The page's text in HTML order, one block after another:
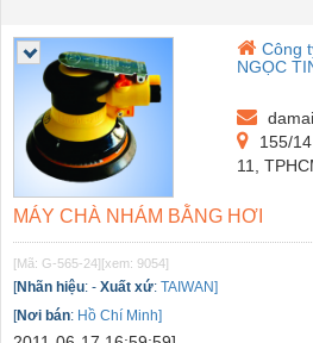
Công
NGỌC
155/
11,
MÁY CHÀ NHÁM BẰNG HƠI
[Mã: G-565-24][xem: 9054]
[Nhãn hiệu: - Xuất xứ: TAIWAN]
[Nơi bán: Hồ Chí Minh]